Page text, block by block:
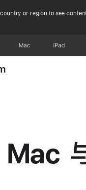
or region to see
Mac iPad
Mac